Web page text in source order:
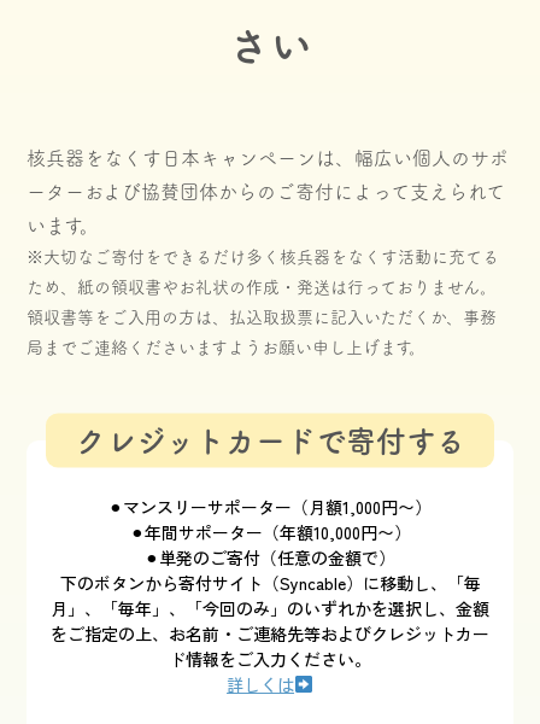
さい
核兵器をなくす日本キャンペーンは、幅広い個人のサポ
ーターおよび協賛団体からのご寄付によって支えられて
います。
※大切なご寄付をできるだけ多く核兵器をなくす活動に充てる
ため、紙の領収書やお礼状の作成・発送は行っておりません。
領収書等をご入用の方は、払込取扱票に記入いただくか、事務
局までご連絡くださいますようお願い申し上げます。
クレジットカードで寄付する
⚫︎マンスリーサポーター（月額1,000円〜）
⚫︎年間サポーター（年額10,000円〜）
⚫︎単発のご寄付（任意の金額で）
下のボタンから寄付サイト（Syncable）に移動し、「毎
月」、「毎年」、「今回のみ」のいずれかを選択し、金額
をご指定の上、お名前・ご連絡先等およびクレジットカー
ド情報をご入力ください。
詳しくは